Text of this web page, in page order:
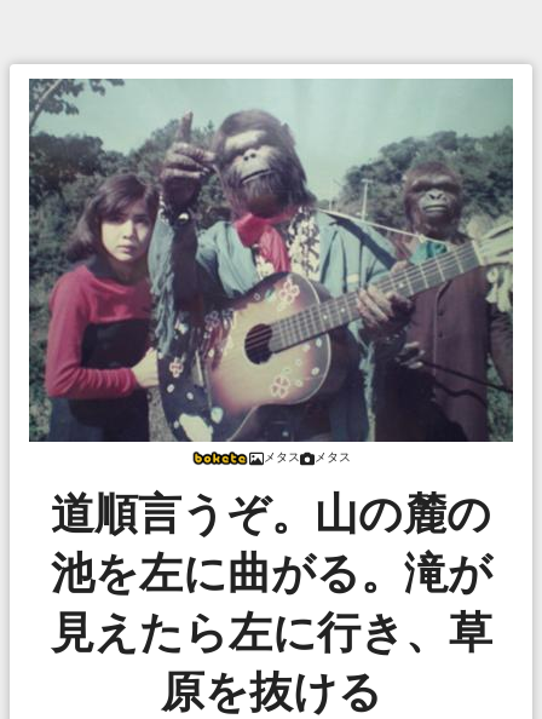
メタス メタス
道順言うぞ。山の麓の
池を左に曲がる。滝が
見えたら左に行き、草
原を抜ける